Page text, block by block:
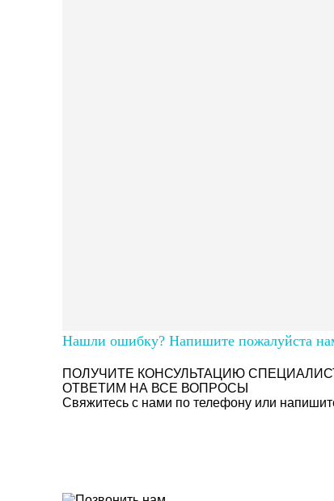
Нашли ошибку? Напишите пожалуйста
ПОЛУЧИТЕ КОНСУЛЬТАЦИЮ
ОТВЕТИМ НА ВСЕ ВОПРОСЫ
Свяжитесь с нами по телефону или